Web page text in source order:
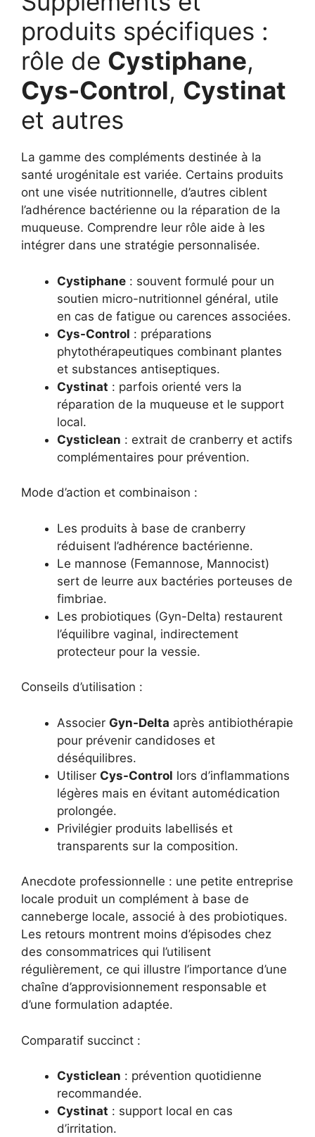
produits spécifiques :
rôle de Cystiphane,
Cys-Control, Cystinat
et autres
La gamme des compléments destinée à la
santé urogénitale est variée. Certains produits
ont une visée nutritionnelle, d’autres ciblent
l’adhérence bactérienne ou la réparation de la
muqueuse. Comprendre leur rôle aide à les
intégrer dans une stratégie personnalisée.
Cystiphane : souvent formulé pour un
soutien micro-nutritionnel général, utile
en cas de fatigue ou carences associées.
Cys-Control : préparations
phytothérapeutiques combinant plantes
et substances antiseptiques.
Cystinat : parfois orienté vers la
réparation de la muqueuse et le support
local.
Cysticlean : extrait de cranberry et actifs
complémentaires pour prévention.
Mode d’action et combinaison :
Les produits à base de cranberry
réduisent l’adhérence bactérienne.
Le mannose (Femannose, Mannocist)
sert de leurre aux bactéries porteuses de
fimbriae.
Les probiotiques (Gyn-Delta) restaurent
l’équilibre vaginal, indirectement
protecteur pour la vessie.
Conseils d’utilisation :
Associer Gyn-Delta après antibiothérapie
pour prévenir candidoses et
déséquilibres.
Utiliser Cys-Control lors d’inflammations
légères mais en évitant automédication
prolongée.
Privilégier produits labellisés et
transparents sur la composition.
Anecdote professionnelle : une petite entreprise
locale produit un complément à base de
canneberge locale, associé à des probiotiques.
Les retours montrent moins d’épisodes chez
des consommatrices qui l’utilisent
régulièrement, ce qui illustre l’importance d’une
chaîne d’approvisionnement responsable et
d’une formulation adaptée.
Comparatif succinct :
Cysticlean : prévention quotidienne
recommandée.
Cystinat : support local en cas
d’irritation.